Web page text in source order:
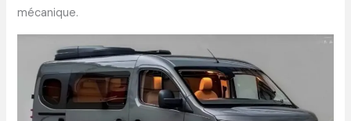
mécanique.